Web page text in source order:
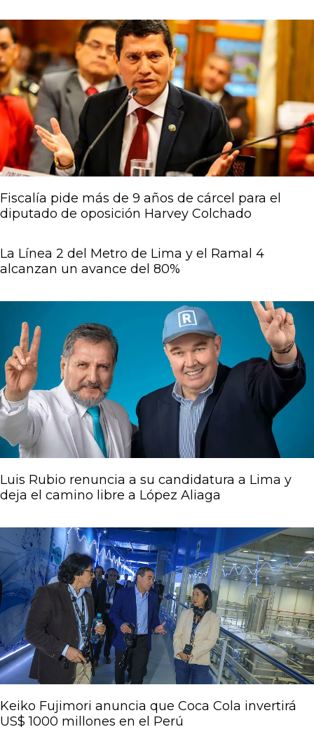
Fiscalía pide más de 9 años de cárcel para el
diputado de oposición Harvey Colchado
La Línea 2 del Metro de Lima y el Ramal 4
alcanzan un avance del 80%
Luis Rubio renuncia a su candidatura a Lima y
deja el camino libre a López Aliaga
Keiko Fujimori anuncia que Coca Cola invertirá
US$ 1000 millones en el Perú